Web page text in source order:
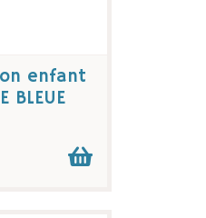
enfant
BLEUE